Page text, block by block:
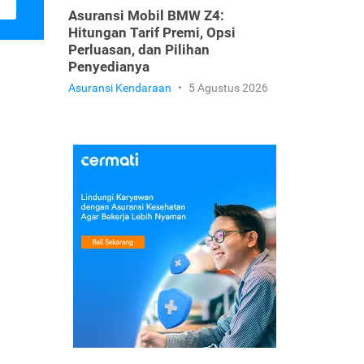
Asuransi Mobil BMW Z4:
Hitungan Tarif Premi, Opsi
Perluasan, dan Pilihan
Penyedianya
Asuransi Kendaraan • 5 Agustus 2026